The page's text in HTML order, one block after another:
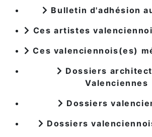
Bulletin d'adhésion
Ces artistes
Ces valenciennois(es)
Dossiers
Valenciennes
Dossiers
Dossiers